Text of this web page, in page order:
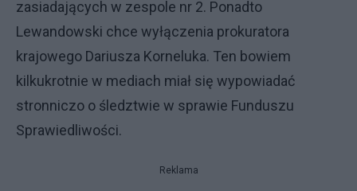
zasiadających w zespole nr 2. Ponadto
Lewandowski chce wyłączenia prokuratora
krajowego Dariusza Korneluka. Ten bowiem
kilkukrotnie w mediach miał się wypowiadać
stronniczo o śledztwie w sprawie Funduszu
Sprawiedliwości.
Reklama